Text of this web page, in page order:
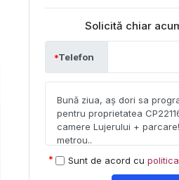
Solicită chiar
Telefon
Sunt de acord cu